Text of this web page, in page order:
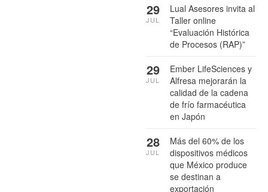
Lual Asesores invita al
Taller online
“Evaluación Histórica
de Procesos (RAP)”
29
JUL
Ember LifeSciences y
Alfresa mejorarán la
calidad de la cadena
de frío farmacéutica
en Japón
29
JUL
Más del 60% de los
dispositivos médicos
que México produce
se destinan a
exportación
28
JUL